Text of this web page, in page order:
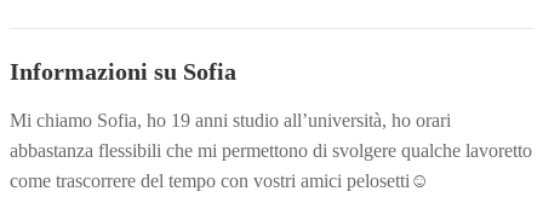
Informazioni su Sofia
Mi chiamo Sofia, ho 19 anni studio all’università, ho orari
abbastanza flessibili che mi permettono di svolgere qualche lavoretto
come trascorrere del tempo con vostri amici pelosetti☺️